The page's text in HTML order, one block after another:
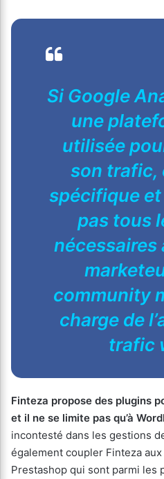
Si Google
une
utilisée
son trafic,
spécifique
pas tous
nécessaires
community
charge de
trafic
Finteza propose des plugins
et il ne se limite pas qu’à
incontesté dans les gestions
également coupler Finteza
Prestashop qui sont parmi les